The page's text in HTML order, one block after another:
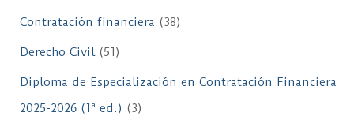
Contratación financiera (38)
Derecho Civil(51)
Diploma de Especialización en Contratación Financiera
2025-2026 (1ª ed.) (3)